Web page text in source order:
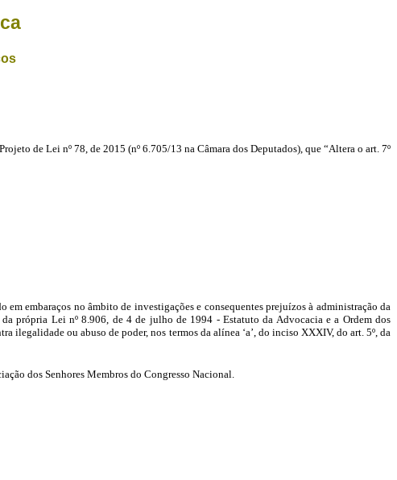
de Lei nº 78, de 2015 (nº 6.705/13 na Câmara dos Deputados), que “Altera o art. 7º
embaraços no âmbito de investigações e consequentes prejuízos à administração da
própria Lei nº 8.906, de 4 de julho de 1994 - Estatuto da Advocacia e a Ordem dos
ilegalidade ou abuso de poder, nos termos da alínea ‘a’, do inciso XXXIV, do art. 5º, da
dos Senhores Membros do Congresso Nacional.